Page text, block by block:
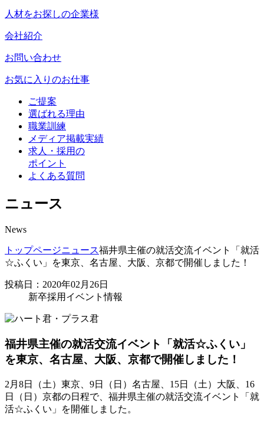
人材をお探しの企業様
会社紹介
お問い合わせ
お気に入りのお仕事
ご提案
選ばれる理由
職業訓練
メディア掲載実績
求人・採用の
ポイント
よくある質問
ニュース
News
トップページニュース福井県主催の就活交流イベント「就活
☆ふくい」を東京、名古屋、大阪、京都で開催しました！
投稿日：2020年02月26日
新卒採用イベント情報
福井県主催の就活交流イベント「就活☆ふくい」
を東京、名古屋、大阪、京都で開催しました！
2月8日（土）東京、9日（日）名古屋、15日（土）大阪、16
日（日）京都の日程で、福井県主催の就活交流イベント「就
活☆ふくい」を開催しました。